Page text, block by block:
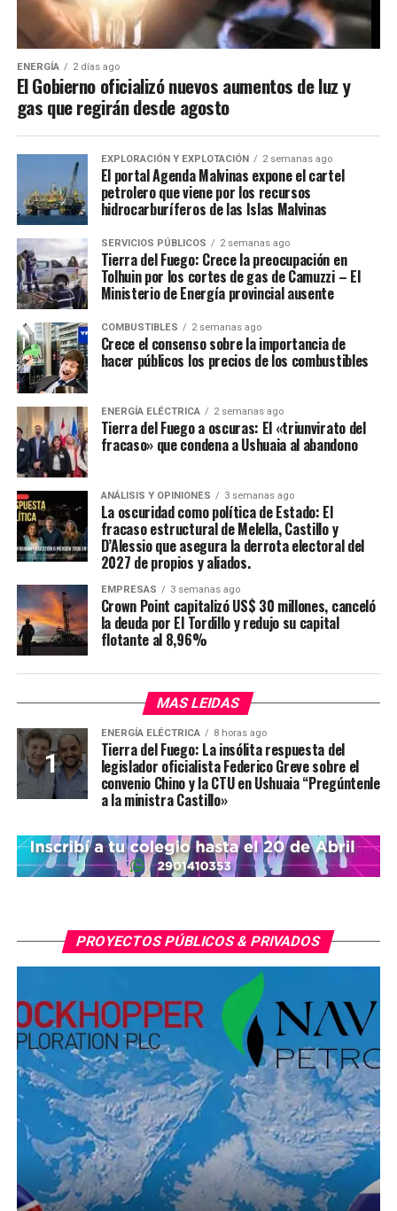
ENERGÍA 2 días ago
El Gobierno oficializó nuevos aumentos de luz y
gas que regirán desde agosto
EXPLORACIÓN Y EXPLOTACIÓN 2 semanas ago
El portal Agenda Malvinas expone el cartel
petrolero que viene por los recursos
hidrocarburíferos de las Islas Malvinas
SERVICIOS PÚBLICOS 2 semanas ago
Tierra del Fuego: Crece la preocupación en
Tolhuin por los cortes de gas de Camuzzi – El
Ministerio de Energía provincial ausente
COMBUSTIBLES 2 semanas ago
Crece el consenso sobre la importancia de
hacer públicos los precios de los combustibles
ENERGÍA ELÉCTRICA 2 semanas ago
Tierra del Fuego a oscuras: El «triunvirato del
fracaso» que condena a Ushuaia al abandono
ANÁLISIS Y OPINIONES 3 semanas ago
La oscuridad como política de Estado: El
fracaso estructural de Melella, Castillo y
D’Alessio que asegura la derrota electoral del
2027 de propios y aliados.
EMPRESAS 3 semanas ago
Crown Point capitalizó US$ 30 millones, canceló
la deuda por El Tordillo y redujo su capital
flotante al 8,96%
MAS LEIDAS
ENERGÍA ELÉCTRICA 8 horas ago
Tierra del Fuego: La insólita respuesta del
legislador oficialista Federico Greve sobre el
convenio Chino y la CTU en Ushuaia “Pregúntenle
a la ministra Castillo»
PROYECTOS PÚBLICOS & PRIVADOS